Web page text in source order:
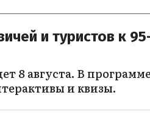
и туристов к
8 августа. В
и квизы.